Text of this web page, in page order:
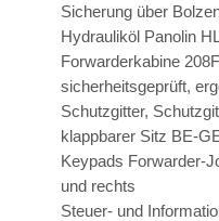
Sicherung über
Hydrauliköl Panolin
Forwarderkabine
sicherheitsgeprüft,
Schutzgitter,
klappbarer Sitz BE-
Keypads Forwarder-
und rechts
Steuer- und